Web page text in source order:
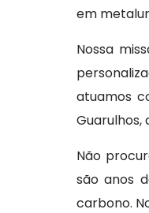
em
Nossa
atuamos
Não
são anos
carbono.